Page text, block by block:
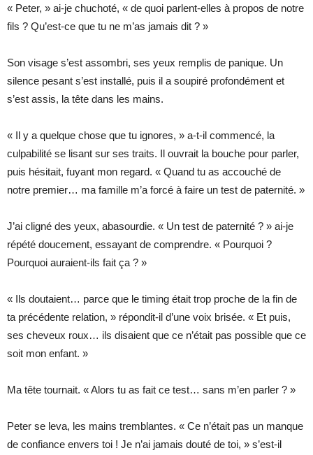
« Peter, » ai-je chuchoté, « de quoi parlent-elles à propos de notre
fils ? Qu’est-ce que tu ne m’as jamais dit ? »
Son visage s’est assombri, ses yeux remplis de panique. Un
silence pesant s’est installé, puis il a soupiré profondément et
s’est assis, la tête dans les mains.
« Il y a quelque chose que tu ignores, » a-t-il commencé, la
culpabilité se lisant sur ses traits. Il ouvrait la bouche pour parler,
puis hésitait, fuyant mon regard. « Quand tu as accouché de
notre premier… ma famille m’a forcé à faire un test de paternité. »
J’ai cligné des yeux, abasourdie. « Un test de paternité ? » ai-je
répété doucement, essayant de comprendre. « Pourquoi ?
Pourquoi auraient-ils fait ça ? »
« Ils doutaient… parce que le timing était trop proche de la fin de
ta précédente relation, » répondit-il d’une voix brisée. « Et puis,
ses cheveux roux… ils disaient que ce n’était pas possible que ce
soit mon enfant. »
Ma tête tournait. « Alors tu as fait ce test… sans m’en parler ? »
Peter se leva, les mains tremblantes. « Ce n’était pas un manque
de confiance envers toi ! Je n’ai jamais douté de toi, » s’est-il